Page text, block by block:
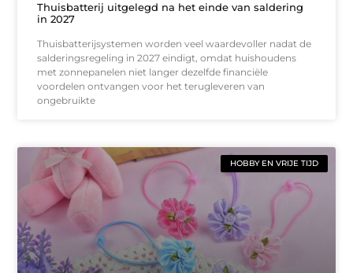
Thuisbatterij uitgelegd na het einde van saldering
in 2027
Thuisbatterijsystemen worden veel waardevoller nadat de
salderingsregeling in 2027 eindigt, omdat huishoudens
met zonnepanelen niet langer dezelfde financiële
voordelen ontvangen voor het terugleveren van
ongebruikte
HOBBY EN VRIJE TIJD